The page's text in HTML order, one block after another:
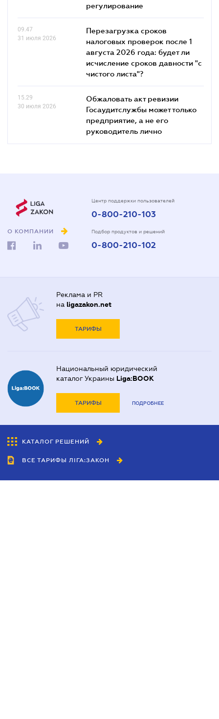
регулирование
09.47
31 июля 2026
Перезагрузка сроков
налоговых проверок после 1
августа 2026 года: будет ли
исчисление сроков давности "с
чистого листа"?
15.29
30 июля 2026
Обжаловать акт ревизии
Госаудитслужбы может только
предприятие, а не его
руководитель лично
О КОМПАНИИ
Центр поддержки пользователей
0-800-210-103
Подбор продуктов и решений
0-800-210-102
Реклама и PR
на ligazakon.net
ТАРИФЫ
Национальный юридический
каталог Украины Liga:BOOK
ТАРИФЫ ПОДРОБНЕЕ
КАТАЛОГ РЕШЕНИЙ
ВСЕ ТАРИФЫ ЛІГА:ЗАКОН